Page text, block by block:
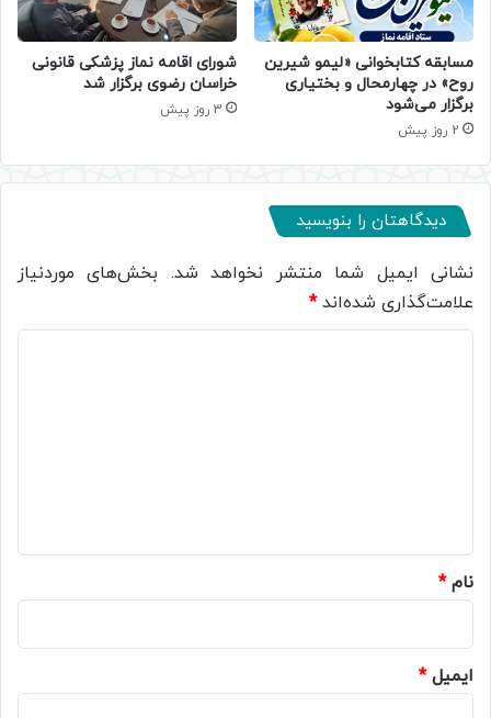
مسابقه کتابخوانی «لیمو شیرین
روح» در چهارمحال و بختیاری
برگزار می‌شود
2 روز پیش
شورای اقامه نماز پزشکی قانونی
خراسان رضوی برگزار شد
3 روز پیش
دیدگاهتان را بنویسید
نشانی ایمیل شما منتشر نخواهد شد. بخش‌های موردنیاز
علامت‌گذاری شده‌اند*
نام*
ایمیل*